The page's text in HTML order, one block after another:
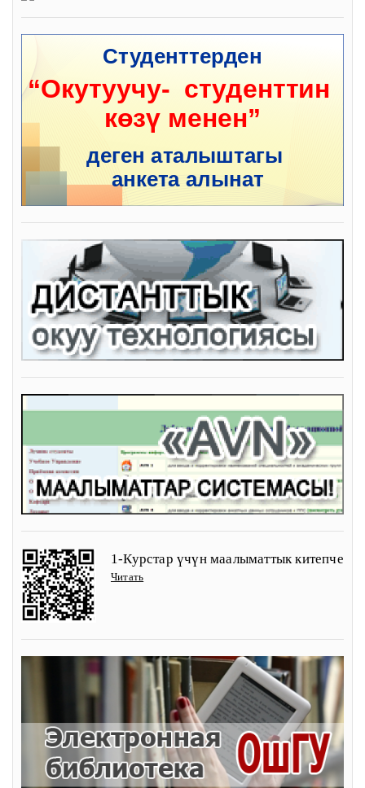
1-Курстар үчүн маалыматтык китепче
Читать